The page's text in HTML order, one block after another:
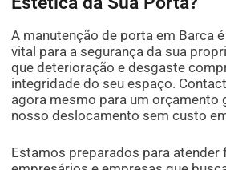
A manutenção de porta em Barca
vital para a segurança da sua
que deterioração e desgaste
integridade do seu espaço.
agora mesmo para um orçamento
nosso deslocamento sem custo
Estamos preparados para atender